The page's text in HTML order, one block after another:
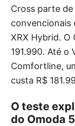
Cross parte
convencionais
XRX Hybrid. O
191.990. Até o
Comfortline,
custa R$
O teste
do Omoda 5